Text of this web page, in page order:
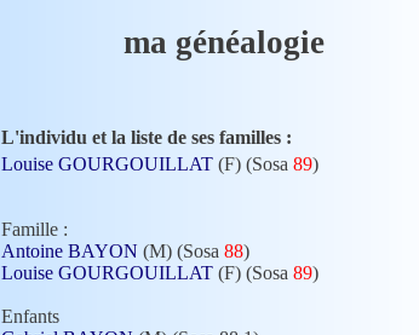
ma généalogie
L'individu et la liste de ses familles :
Louise GOURGOUILLAT (F) (Sosa 89)
Famille :
Antoine BAYON (M) (Sosa 88)
Louise GOURGOUILLAT (F) (Sosa 89)
Enfants